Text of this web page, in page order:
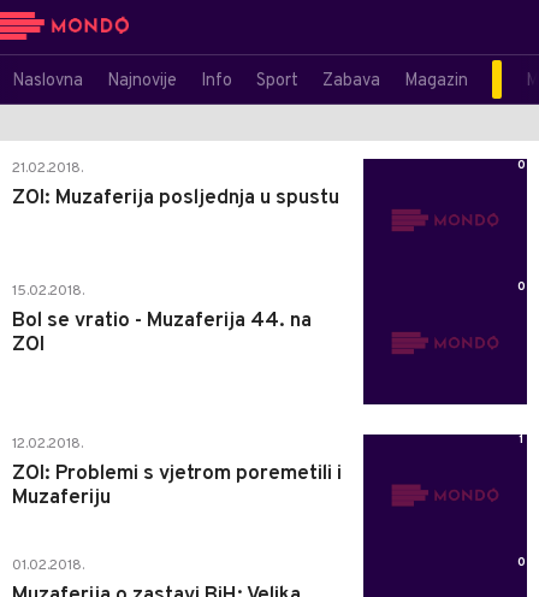
Naslovna Najnovije Info Sport Zabava Magazin
21.02.2018.
ZOI: Muzaferija posljednja u spustu
0
15.02.2018.
Bol se vratio - Muzaferija 44. na
ZOI
0
12.02.2018.
ZOI: Problemi s vjetrom poremetili i
Muzaferiju
1
01.02.2018. 0